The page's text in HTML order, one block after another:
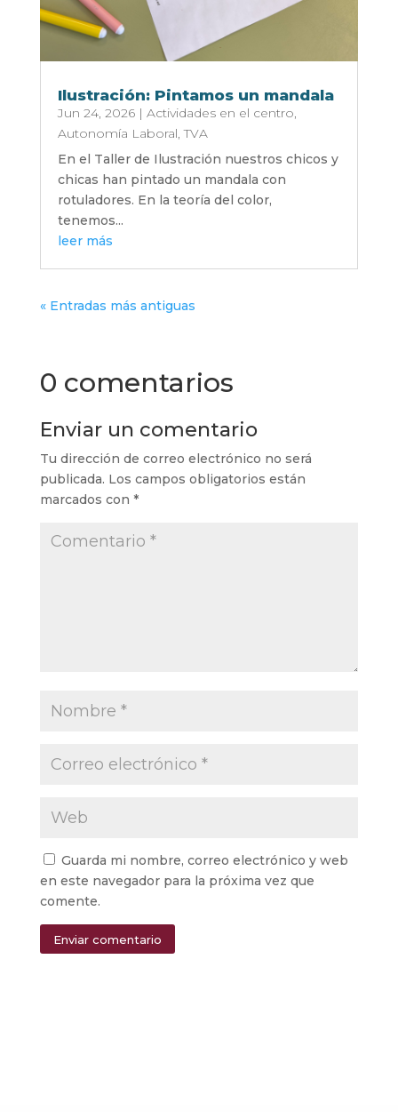
Ilustración: Pintamos un mandala
Jun 24, 2026| Actividades en el centro,
Autonomía Laboral,TVA
En el Taller de Ilustración nuestros chicos y
chicas han pintado un mandala con
rotuladores. En la teoría del color,
tenemos...
leer más
« Entradas más antiguas
0 comentarios
Enviar un comentario
Tu dirección de correo electrónico no será
publicada. Los campos obligatorios están
marcados con *
Guarda mi nombre, correo electrónico y web
en este navegador para la próxima vez que
comente.
Enviar comentario